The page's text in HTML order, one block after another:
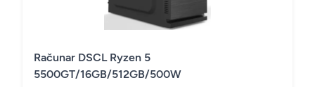
Računar DSCL Ryzen 5
5500GT/16GB/512GB/500W